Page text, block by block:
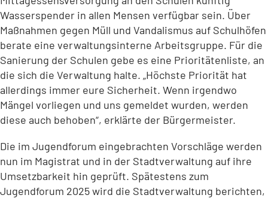
Wasserspender in allen Mensen verfügbar sein. Über
Maßnahmen gegen Müll und Vandalismus auf Schulhöfen
berate eine verwaltungsinterne Arbeitsgruppe. Für die
Sanierung der Schulen gebe es eine Prioritätenliste, an
die sich die Verwaltung halte. „Höchste Priorität hat
allerdings immer eure Sicherheit. Wenn irgendwo
Mängel vorliegen und uns gemeldet wurden, werden
diese auch behoben“, erklärte der Bürgermeister.
Die im Jugendforum eingebrachten Vorschläge werden
nun im Magistrat und in der Stadtverwaltung auf ihre
Umsetzbarkeit hin geprüft. Spätestens zum
Jugendforum 2025 wird die Stadtverwaltung berichten,